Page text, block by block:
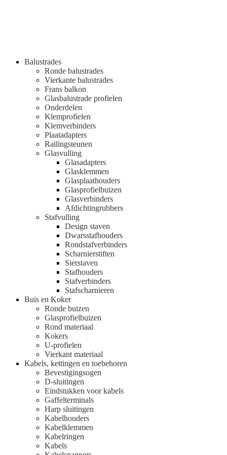
Balustrades
Ronde balustrades
Vierkante balustrades
Frans balkon
Glasbalustrade profielen
Onderdelen
Klemprofielen
Klemverbinders
Plaatadapters
Railingsteunen
Glasvulling
Glasadapters
Glasklemmen
Glasplaathouders
Glasprofielbuizen
Glasverbinders
Afdichtingrubbers
Stafvulling
Design staven
Dwarsstafhouders
Rondstafverbinders
Scharnierstiften
Sierstaven
Stafhouders
Stafverbinders
Stafscharnieren
Buis en Koker
Ronde buizen
Glasprofielbuizen
Rond materiaal
Kokers
U-profielen
Vierkant materiaal
Kabels, kettingen en toebehoren
Bevestigingsogen
D-sluitingen
Eindstukken voor kabels
Gaffelterminals
Harp sluitingen
Kabelhouders
Kabelklemmen
Kabelringen
Kabels